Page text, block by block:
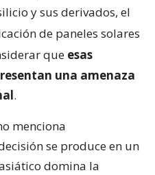
y sus derivados, el
de paneles solares
que esas
una amenaza
.
menciona
se produce en un
domina la